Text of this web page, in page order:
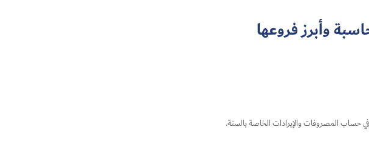
وأبرز فروعها
حساب المصروفات والإيرادات الخاصة بالسنة.